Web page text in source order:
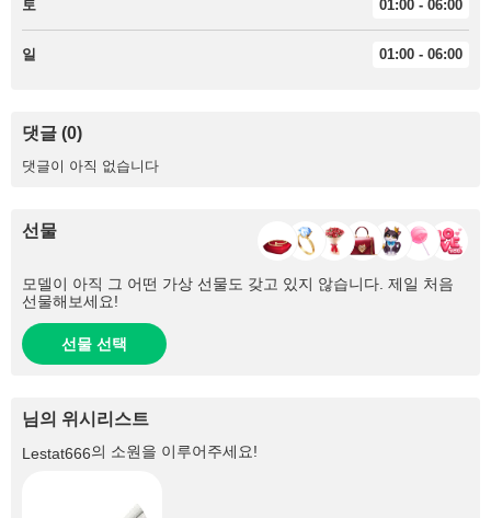
토 01:00 - 06:00
일 01:00 - 06:00
댓글 (0)
댓글이 아직 없습니다
선물
모델이 아직 그 어떤 가상 선물도 갖고 있지 않습니다. 제일 처음
선물해보세요!
선물 선택
님의 위시리스트
Lestat666의 소원을 이루어주세요!